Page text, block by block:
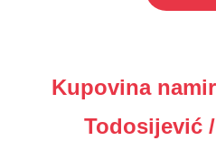
Kupovina
Todosijević